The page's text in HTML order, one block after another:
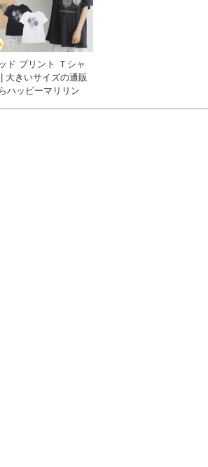
ド プリント Ｔシャ
大きいサイズの通販
ハッピーマリリン